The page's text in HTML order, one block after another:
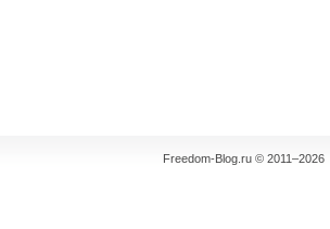
Freedom-Blog.ru © 2011–2026